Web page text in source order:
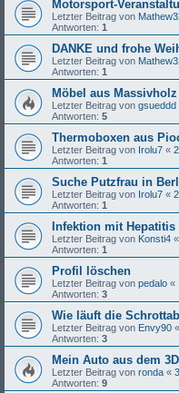
Motorsport-
Letzter Beitrag von
Antworten: 1
DANKE und frohe
Letzter Beitrag von
Antworten: 1
Möbel aus Massivholz
Letzter Beitrag von gsueddd
Antworten: 5
Thermoboxen aus
Letzter Beitrag von Irolu7 «
Antworten: 1
Suche Putzfrau in
Letzter Beitrag von Irolu7 «
Antworten: 1
Infektion mit Hepatitis
Letzter Beitrag von Konsti4 «
Antworten: 1
Profil löschen
Letzter Beitrag von pedalo «
Antworten: 3
Wie läuft die
Letzter Beitrag von Envy90 «
Antworten: 3
Mein Auto aus dem
Letzter Beitrag von ronda «
Antworten: 9